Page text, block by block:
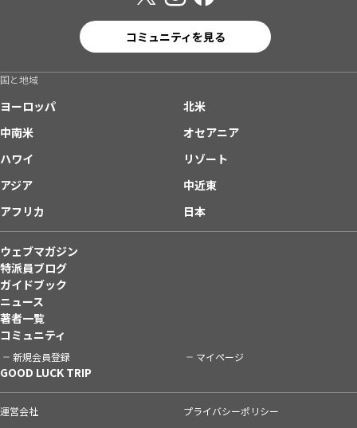
コミュニティを見る
国と地域
ヨーロッパ
北米
中南米
オセアニア
ハワイ
リゾート
アジア
中近東
アフリカ
日本
ウェブマガジン
特派員ブログ
ガイドブック
ニュース
著者一覧
コミュニティ
新規会員登録 マイページ
GOOD LUCK TRIP
運営会社 プライバシーポリシー